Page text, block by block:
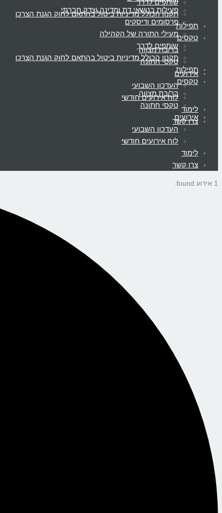
שותפים לדרך
תקנון הכולל מדיניות ביטול בהתאם לחוק הגנת הצרכן
תפילות
טקסים
בר/בת מצווה
טקסי חתונה
אירועים
העדכון השבועי
לוח אירועים חודשי
לימוד
צרו קשר
פעילות בנושאי דת ומדינה וצדק חברתי
פרסומים ודיסקים
מעילי התורה של הקהילה
שותפים לדרך
תקנון הכולל מדיניות ביטול בהתאם לחוק הגנת הצרכן
תפילות
טקסים
בר/בת מצווה
טקסי חתונה
אירועים
העדכון השבועי
לוח אירועים חודשי
לימוד
צרו קשר
1 אירוע found.